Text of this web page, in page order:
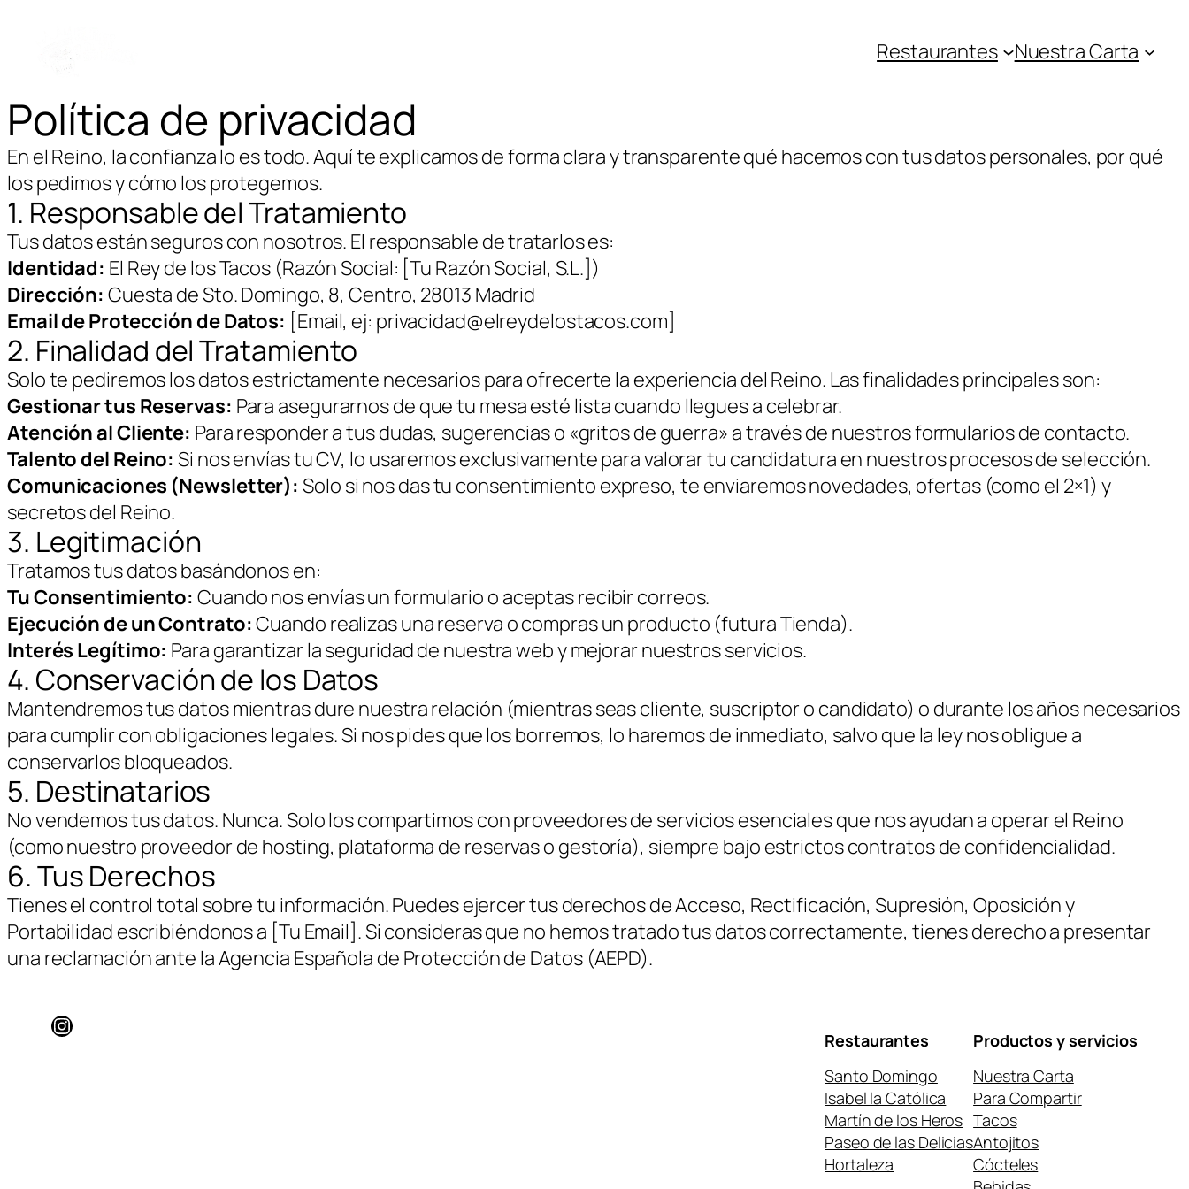
Restaurantes Nuestra Carta
Política de privacidad
En el Reino, la confianza lo es todo. Aquí te explicamos de forma clara y transparente qué hacemos con tus datos personales, por qué
los pedimos y cómo los protegemos.
1. Responsable del Tratamiento
Tus datos están seguros con nosotros. El responsable de tratarlos es:
Identidad: El Rey de los Tacos (Razón Social: [Tu Razón Social, S.L.])
Dirección: Cuesta de Sto. Domingo, 8, Centro, 28013 Madrid
Email de Protección de Datos: [Email, ej: privacidad@elreydelostacos.com]
2. Finalidad del Tratamiento
Solo te pediremos los datos estrictamente necesarios para ofrecerte la experiencia del Reino. Las finalidades principales son:
Gestionar tus Reservas: Para asegurarnos de que tu mesa esté lista cuando llegues a celebrar.
Atención al Cliente: Para responder a tus dudas, sugerencias o «gritos de guerra» a través de nuestros formularios de contacto.
Talento del Reino: Si nos envías tu CV, lo usaremos exclusivamente para valorar tu candidatura en nuestros procesos de selección.
Comunicaciones (Newsletter): Solo si nos das tu consentimiento expreso, te enviaremos novedades, ofertas (como el 2×1) y
secretos del Reino.
3. Legitimación
Tratamos tus datos basándonos en:
Tu Consentimiento: Cuando nos envías un formulario o aceptas recibir correos.
Ejecución de un Contrato:Cuando realizas una reserva o compras un producto (futura Tienda).
Interés Legítimo: Para garantizar la seguridad de nuestra web y mejorar nuestros servicios.
4. Conservación de los Datos
Mantendremos tus datos mientras dure nuestra relación (mientras seas cliente, suscriptor o candidato) o durante los años necesarios
para cumplir con obligaciones legales. Si nos pides que los borremos, lo haremos de inmediato, salvo que la ley nos obligue a
conservarlos bloqueados.
5. Destinatarios
No vendemos tus datos. Nunca. Solo los compartimos con proveedores de servicios esenciales que nos ayudan a operar el Reino
(como nuestro proveedor de hosting, plataforma de reservas o gestoría), siempre bajo estrictos contratos de confidencialidad.
6. Tus Derechos
Tienes el control total sobre tu información. Puedes ejercer tus derechos de Acceso, Rectificación, Supresión, Oposición y
Portabilidad escribiéndonos a [Tu Email]. Si consideras que no hemos tratado tus datos correctamente, tienes derecho a presentar
una reclamación ante la Agencia Española de Protección de Datos (AEPD).
Instagram
Restaurantes
Santo Domingo
Isabel la Católica
Martín de los Heros
Paseo de las Delicias
Hortaleza
Productos y servicios
Nuestra Carta
Para Compartir
Tacos
Antojitos
Cócteles